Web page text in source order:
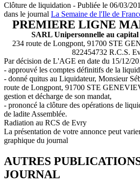
Clôture de liquidation - Publiée le 06/03/
dans le journal La Semaine de l'Ile de
PREMIERE LIGNE
SARL Unipersonnelle au capital
234 route de Longpont, 91700 STE
822454732 R.C.S.
Par décision de L'AGE en date du 15/12/
- approuvé les comptes définitifs de la
- donné quitus au Liquidateur, Monsieur
route de Longpont, 91700 STE
gestion et décharge de son mandat,
- prononcé la clôture des opérations de
de ladite Assemblée.
Radiation au RCS de Evry
La présentation de votre annonce peut
graphique du journal
AUTRES
JOURNAL